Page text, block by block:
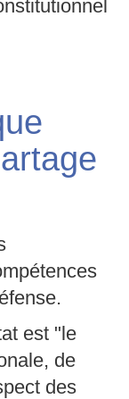
est "le
de
des